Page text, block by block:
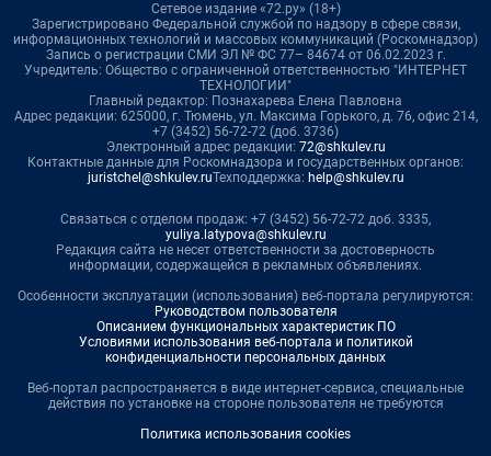
Сетевое издание «72.ру» (18+)
Зарегистрировано Федеральной службой по надзору в сфере связи,
информационных технологий и массовых коммуникаций (Роскомнадзор)
Запись о регистрации СМИ ЭЛ № ФС 77– 84674 от 06.02.2023 г.
Учредитель: Общество с ограниченной ответственностью "ИНТЕРНЕТ
ТЕХНОЛОГИИ"
Главный редактор: Познахарева Елена Павловна
Адрес редакции: 625000, г. Тюмень, ул. Максима Горького, д. 76, офис 214,
+7 (3452) 56-72-72 (доб. 3736)
Электронный адрес редакции: 72@shkulev.ru
Контактные данные для Роскомнадзора и государственных органов:
juristchel@shkulev.ruТехподдержка: help@shkulev.ru
Связаться с отделом продаж: +7 (3452) 56-72-72 доб. 3335,
yuliya.latypova@shkulev.ru
Редакция сайта не несет ответственности за достоверность
информации, содержащейся в рекламных объявлениях.
Особенности эксплуатации (использования) веб-портала регулируются:
Руководством пользователя
Описанием функциональных характеристик ПО
Условиями использования веб-портала и политикой
конфиденциальности персональных данных
Веб-портал распространяется в виде интернет-сервиса, специальные
действия по установке на стороне пользователя не требуются
Политика использования cookies